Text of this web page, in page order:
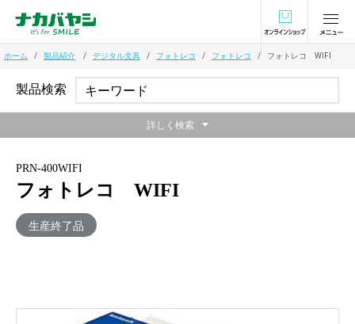
オンラインショ
ホーム 製品紹介 デジタル文具 フォトレコ フォトレコ フォトレコ WIFI
PRN-400WIFI
フォトレコ WIFI
生産終了品
製品検索
詳しく検索